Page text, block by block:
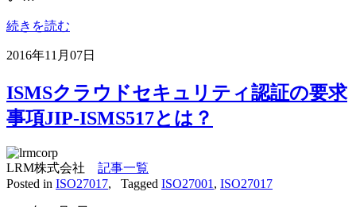
続きを読む
2016年11月07日
ISMSクラウドセキュリティ認証の要求
事項JIP-ISMS517とは？
LRM株式会社 記事一覧
Posted in ISO27017, Tagged ISO27001, ISO27017